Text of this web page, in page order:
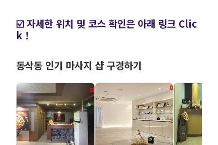
☑️ 자세한 위치 및 코스 확인은 아래 링크 Clic
k !
동삭동 인기 마사지 샵 구경하기